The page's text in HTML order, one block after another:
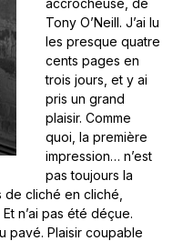
Tony O’Neill. J’ai lu
les presque quatre
cents pages en
trois jours, et y ai
pris un grand
plaisir. Comme
quoi, la première
impression… n’est
pas toujours la
cliché en cliché,
n’ai pas été déçue.
pavé. Plaisir coupable